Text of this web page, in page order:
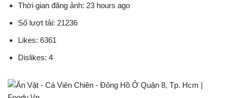
Thời gian đăng ảnh: 23 hours ago
Số lượt tải: 21236
Likes: 6361
Dislikes: 4